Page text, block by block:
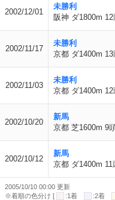
2002/12/01
未勝利
阪神 ダ1800m 12
2002/11/17
未勝利
京都 ダ1400m 13
2002/11/03
未勝利
京都 ダ1400m 12
2002/10/20
新馬
京都 芝1600m 9
2002/10/12
新馬
京都 ダ1400m 11
2005/10/10 00:00 更新
※着順の色分け [
:1着 :2着